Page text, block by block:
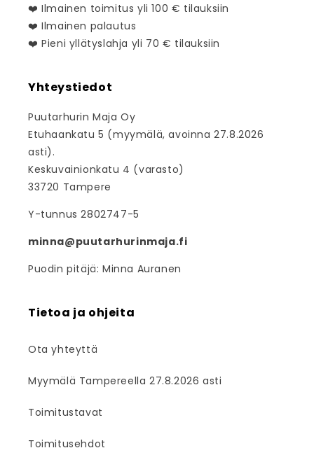
❤️ Ilmainen toimitus yli 100 € tilauksiin
❤️ Ilmainen palautus
❤️ Pieni yllätyslahja yli 70 € tilauksiin
Yhteystiedot
Puutarhurin Maja Oy
Etuhaankatu 5 (myymälä, avoinna 27.8.2026
asti).
Keskuvainionkatu 4 (varasto)
33720 Tampere
Y-tunnus 2802747-5
minna@puutarhurinmaja.fi
Puodin pitäjä: Minna Auranen
Tietoa ja ohjeita
Ota yhteyttä
Myymälä Tampereella 27.8.2026 asti
Toimitustavat
Toimitusehdot